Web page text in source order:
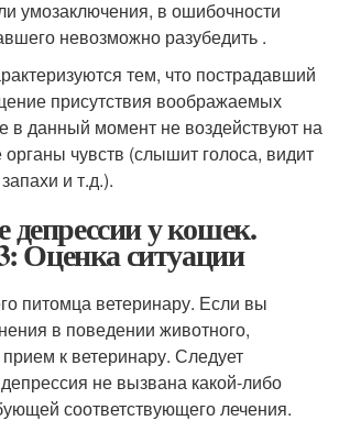
умозаключения, в ошибочности
невозможно разубедить .
тем, что пострадавший
присутствия воображаемых
в данный момент не воздействуют на
чувств (слышит голоса, видит
и т.д.).
депрессии у кошек.
Оценка ситуации
питомца ветеринару. Если вы
в поведении животного,
к ветеринару. Следует
не вызвана какой-либо
соответствующего лечения.